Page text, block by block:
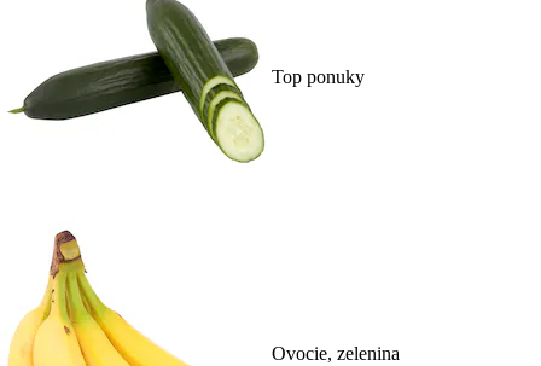
Top ponuky
Ovocie, zelenina